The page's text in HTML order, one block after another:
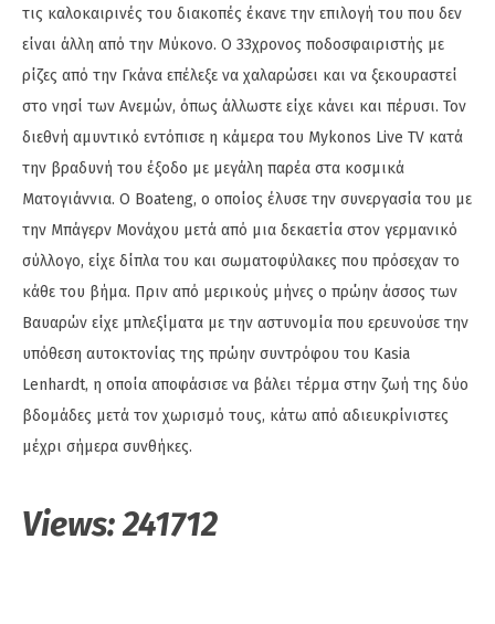
τις καλοκαιρινές του διακοπές έκανε την επιλογή του που δεν
είναι άλλη από την Μύκονο. Ο 33χρονος ποδοσφαιριστής με
ρίζες από την Γκάνα επέλεξε να χαλαρώσει και να ξεκουραστεί
στο νησί των Ανεμών, όπως άλλωστε είχε κάνει και πέρυσι. Τον
διεθνή αμυντικό εντόπισε η κάμερα του Mykonos Live TV κατά
την βραδυνή του έξοδο με μεγάλη παρέα στα κοσμικά
Ματογιάννια. Ο Boateng, ο οποίος έλυσε την συνεργασία του με
την Μπάγερν Μονάχου μετά από μια δεκαετία στον γερμανικό
σύλλογο, είχε δίπλα του και σωματοφύλακες που πρόσεχαν το
κάθε του βήμα. Πριν από μερικούς μήνες ο πρώην άσσος των
Βαυαρών είχε μπλεξίματα με την αστυνομία που ερευνούσε την
υπόθεση αυτοκτονίας της πρώην συντρόφου του Kasia
Lenhardt, η οποία αποφάσισε να βάλει τέρμα στην ζωή της δύο
βδομάδες μετά τον χωρισμό τους, κάτω από αδιευκρίνιστες
μέχρι σήμερα συνθήκες.
Views:241712